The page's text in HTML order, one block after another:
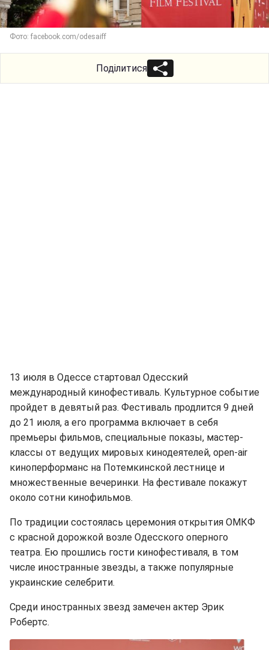
Фото: facebook.com/odesaiff
Поділитися
13 июля в Одессе стартовал Одесский
международный кинофестиваль. Культурное событие
пройдет в девятый раз. Фестиваль продлится 9 дней
до 21 июля, а его программа включает в себя
премьеры фильмов, специальные показы, мастер-
классы от ведущих мировых кинодеятелей, open-air
киноперформанс на Потемкинской лестнице и
множественные вечеринки. На фестивале покажут
около сотни кинофильмов.
По традиции состоялась церемония открытия ОМКФ
с красной дорожкой возле Одесского оперного
театра. Ею прошлись гости кинофестиваля, в том
числе иностранные звезды, а также популярные
украинские селебрити.
Среди иностранных звезд замечен актер Эрик
Робертс.